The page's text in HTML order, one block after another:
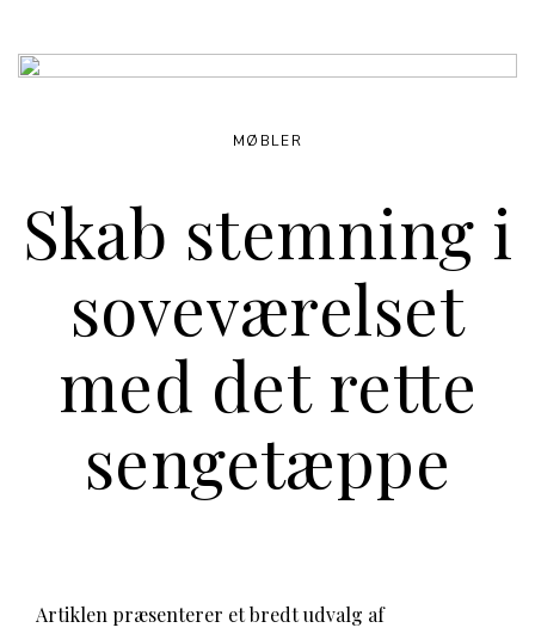
Skab stemning i
soveværelset
med det rette
sengetæppe
MØBLER
Artiklen præsenterer et bredt udvalg af